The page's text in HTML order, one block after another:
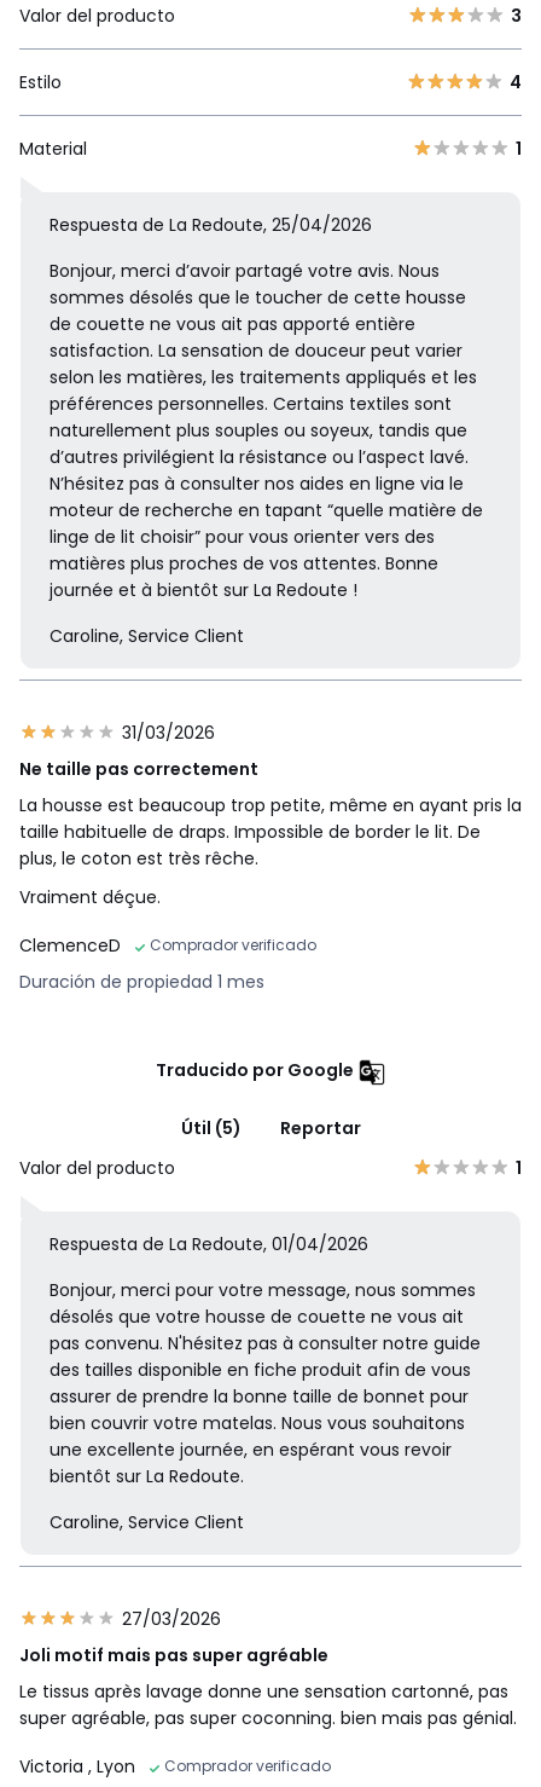
Valor del producto
3
Estilo 4
Material 1
Respuesta de La Redoute, 25/04/2026
Bonjour, merci d’avoir partagé votre avis. Nous
sommes désolés que le toucher de cette housse
de couette ne vous ait pas apporté entière
satisfaction. La sensation de douceur peut varier
selon les matières, les traitements appliqués et les
préférences personnelles. Certains textiles sont
naturellement plus souples ou soyeux, tandis que
d’autres privilégient la résistance ou l’aspect lavé.
N’hésitez pas à consulter nos aides en ligne via le
moteur de recherche en tapant “quelle matière de
linge de lit choisir” pour vous orienter vers des
matières plus proches de vos attentes. Bonne
journée et à bientôt sur La Redoute !
Caroline, Service Client
31/03/2026
Ne taille pas correctement
La housse est beaucoup trop petite, même en ayant pris la
taille habituelle de draps. Impossible de border le lit. De
plus, le coton est très rêche.
Vraiment déçue.
ClemenceD
Comprador verificado
Duración de propiedad 1 mes
Traducido por Google
Útil (5)
Reportar
Valor del producto
1
Respuesta de La Redoute, 01/04/2026
Bonjour, merci pour votre message, nous sommes
désolés que votre housse de couette ne vous ait
pas convenu. N'hésitez pas à consulter notre guide
des tailles disponible en fiche produit afin de vous
assurer de prendre la bonne taille de bonnet pour
bien couvrir votre matelas. Nous vous souhaitons
une excellente journée, en espérant vous revoir
bientôt sur La Redoute.
Caroline, Service Client
27/03/2026
Joli motif mais pas super agréable
Le tissus après lavage donne une sensation cartonné, pas
super agréable, pas super coconning. bien mais pas génial.
Victoria , Lyon Comprador verificado